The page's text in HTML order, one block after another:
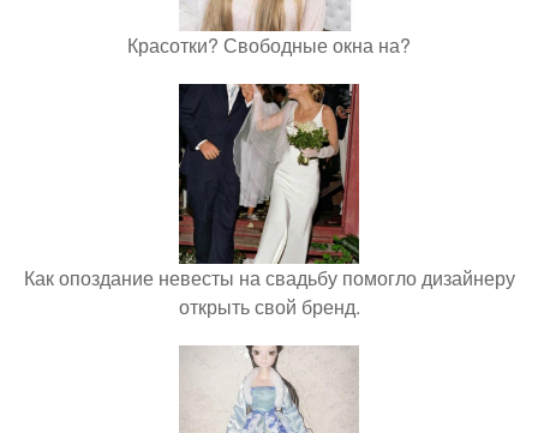
Красотки? Свободные окна на?
Как опоздание невесты на свадьбу помогло дизайнеру
открыть свой бренд.